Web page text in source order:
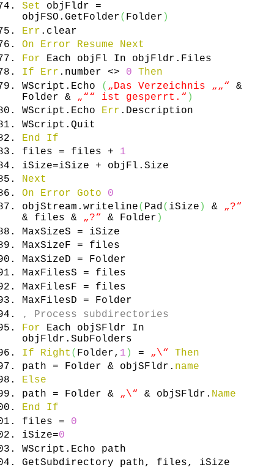
Set
objFldr =
objFSO. GetFolder( Folder )
Err . clear
On
Error Resume
Next
For Each objFl In objFldr. Files
If
Err . number <> 0
Then
WScript. Echo ( „Das Verzeichnis „ „“
&
Folder &
„““ ist gesperrt.“ )
WScript. Echo Err . Description
WScript. Quit
End
If
files = files + 1
iSize=iSize + objFl. Size
Next
On
Error Goto
0
objStream. writeline( Pad( iSize ) & „?“
& files & „?“ & Folder )
MaxSizeS = iSize
MaxSizeF = files
MaxSizeD = Folder
MaxFilesS = files
MaxFilesF = files
MaxFilesD = Folder
‚ Process subdirectories
For Each objSFldr In
objFldr. SubFolders
If
Right ( Folder, 1 ) = „\“
Then
path = Folder & objSFldr. name
Else
path = Folder & „\“ & objSFldr. Name
End
If
files = 0
iSize=0
WScript. Echo path
GetSubdirectory path, files, iSize